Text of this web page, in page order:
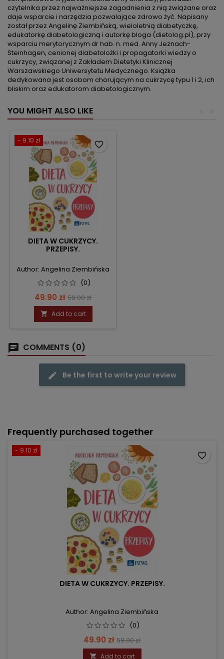
czytelnika przez najważniejsze zagadnienia z nią związane oraz
daje wsparcie i narzędzia pozwalające zdrowo żyć. Napisany
został przez Angelinę Ziembińską, wieloletnią diabetyczkę,
edukatorkę diabetologiczną i autorkę bloga (dietolog.pl), przy
wsparciu merytorycznym dr hab. n. med. Anny Jeznach-
Steinhagen, cenionej diabetolożki i propagatorki wiedzy o
cukrzycy, związanej z Zakładem Dietetyki Klinicznej
Warszawskiego Uniwersytetu Medycznego. Książka
dedykowana jest osobom chorującym na cukrzycę typu 1 i 2, ich
bliskim oraz edukatorom diabetologicznym.
YOU MIGHT ALSO LIKE >
<
- 9.10 zł
DIETA W CUKRZYCY.
PRZEPISY.
Author: Angelina Ziembińska
(0)
Price
49.90 zł Regular
price
59.00 zł
 Add to cart
favorite_border
COMMENTS (0)
Be the first to write your review
Frequently purchased together
- 9.10 zł
DIETA W CUKRZYCY. PRZEPISY.
Author: Angelina Ziembińska
(0)
Price
49.90 zł Regular
price
59.00 zł
 Add to cart
favorite_border